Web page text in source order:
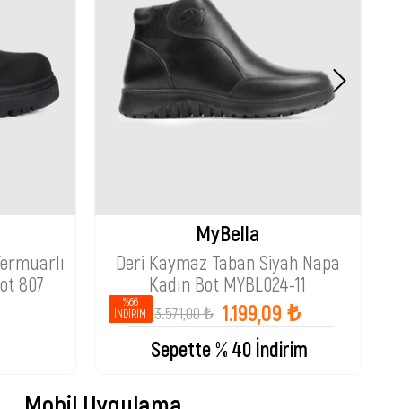
807
MyBella
Deri Kaymaz Taban Siyah Napa
Kadın Bot MYBL024-11
1.199,09 ₺
3.571,00 ₺
Sepette % 40 İndirim
%66
İNDIRIM